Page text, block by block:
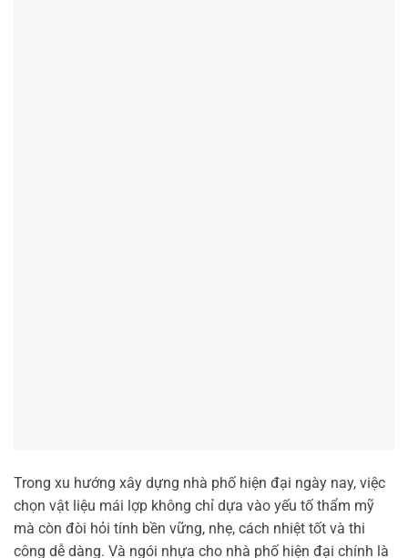
Trong xu hướng xây dựng nhà phố hiện đại ngày nay, việc
chọn vật liệu mái lợp không chỉ dựa vào yếu tố thẩm mỹ
mà còn đòi hỏi tính bền vững, nhẹ, cách nhiệt tốt và thi
công dễ dàng. Và ngói nhựa cho nhà phố hiện đại chính là